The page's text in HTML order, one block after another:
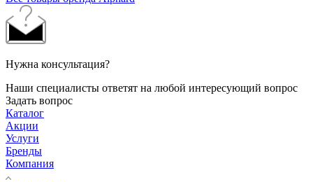
Нужна консультация?
Наши специалисты ответят на любой интересующий вопрос
Задать вопрос
Каталог
Акции
Услуги
Бренды
Компания